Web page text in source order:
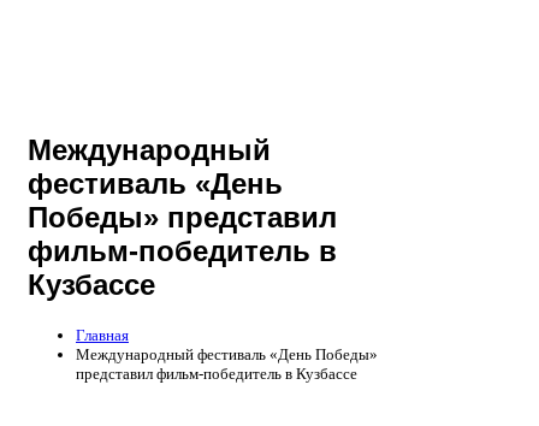
Международный
фестиваль «День
Победы» представил
фильм-победитель в
Кузбассе
Главная
Международный фестиваль «День Победы»
представил фильм-победитель в Кузбассе